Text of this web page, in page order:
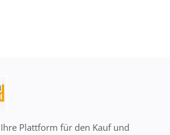
Plattform für den Kauf und